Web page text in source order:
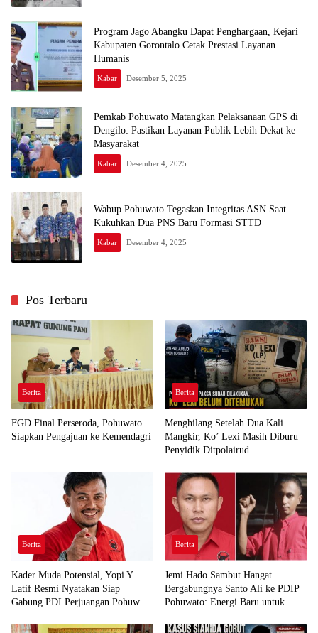
Program Jago Abangku Dapat Penghargaan, Kejari
Kabupaten Gorontalo Cetak Prestasi Layanan
Humanis
Kabar Desember 5, 2025
Pemkab Pohuwato Matangkan Pelaksanaan GPS di
Dengilo: Pastikan Layanan Publik Lebih Dekat ke
Masyarakat
Kabar Desember 4, 2025
Wabup Pohuwato Tegaskan Integritas ASN Saat
Kukuhkan Dua PNS Baru Formasi STTD
Kabar Desember 4, 2025
Pos Terbaru
Berita
FGD Final Perseroda, Pohuwato
Siapkan Pengajuan ke Kemendagri
Berita
Menghilang Setelah Dua Kali
Mangkir, Ko’ Lexi Masih Diburu
Penyidik Ditpolairud
Berita
Kader Muda Potensial, Yopi Y.
Latif Resmi Nyatakan Siap
Gabung PDI Perjuangan Pohuwato
Berita
Jemi Hado Sambut Hangat
Bergabungnya Santo Ali ke PDIP
Pohuwato: Energi Baru untuk